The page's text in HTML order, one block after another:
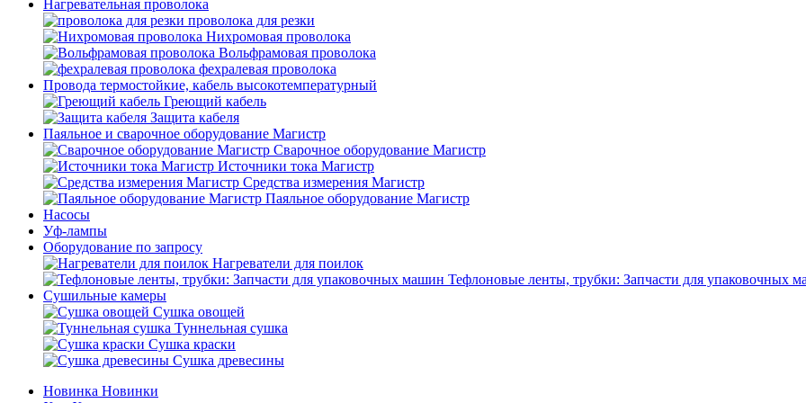
Нагревательная проволока
проволока для резки
Нихромовая проволока
Вольфрамовая проволока
фехралевая проволока
Провода термостойкие, кабель высокотемпературный
Греющий кабель
Защита кабеля
Паяльное и сварочное оборудование Магистр
Сварочное оборудование Магистр
Источники тока Магистр
Средства измерения Магистр
Паяльное оборудование Магистр
Насосы
Уф-лампы
Оборудование по запросу
Нагреватели для поилок
Тефлоновые ленты, трубки: Запчасти для упаковочных
Сушильные камеры
Сушка овощей
Туннельная сушка
Сушка краски
Сушка древесины
Новинка Новинки